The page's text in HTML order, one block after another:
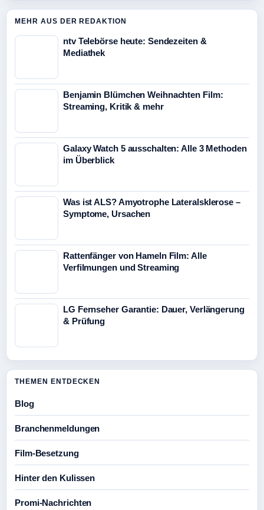
MEHR AUS DER REDAKTION
ntv Telebörse heute: Sendezeiten &
Mediathek
Benjamin Blümchen Weihnachten Film:
Streaming, Kritik & mehr
Galaxy Watch 5 ausschalten: Alle 3 Methoden
im Überblick
Was ist ALS? Amyotrophe Lateralsklerose –
Symptome, Ursachen
Rattenfänger von Hameln Film: Alle
Verfilmungen und Streaming
LG Fernseher Garantie: Dauer, Verlängerung
& Prüfung
THEMEN ENTDECKEN
Blog
Branchenmeldungen
Film-Besetzung
Hinter den Kulissen
Promi-Nachrichten